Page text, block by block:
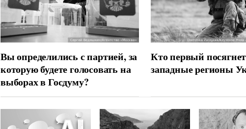
Вы определились с партией, за
которую будете голосовать на
выборах в Госдуму?
Кто первый
западные регионы